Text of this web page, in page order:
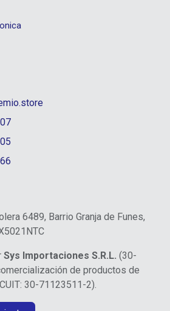
6489, Barrio Granja de Funes,
Sys Importaciones S.R.L. (30-
de productos de
30-71123511-2).